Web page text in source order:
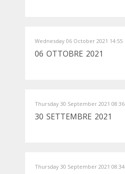
Wednesday 06 October 2021 14:55
06 OTTOBRE 2021
Thursday 30 September 2021 08:36
30 SETTEMBRE 2021
Thursday 30 September 2021 08:34